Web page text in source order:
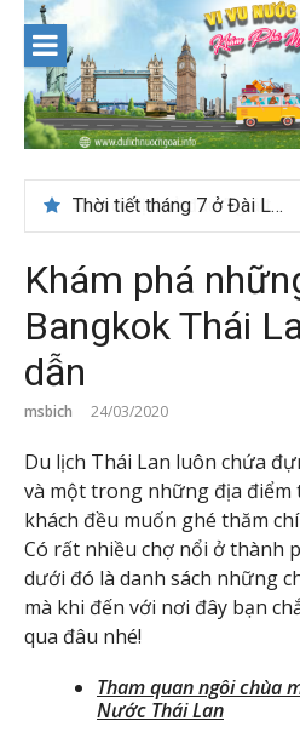
content
Thời tiết tháng 7 ở Đài Loan có đẹp để du lịch?
Khám phá
Bangkok Thái
dẫn
msbich 24/03/2020
Du lịch Thái Lan luôn chứa
và một trong những địa điểm
khách đều muốn ghé thăm
Có rất nhiều chợ nổi ở thành
dưới đó là danh sách những
mà khi đến với nơi đây bạn
qua đâu nhé!
Tham quan ngôi chùa
Nước Thái Lan